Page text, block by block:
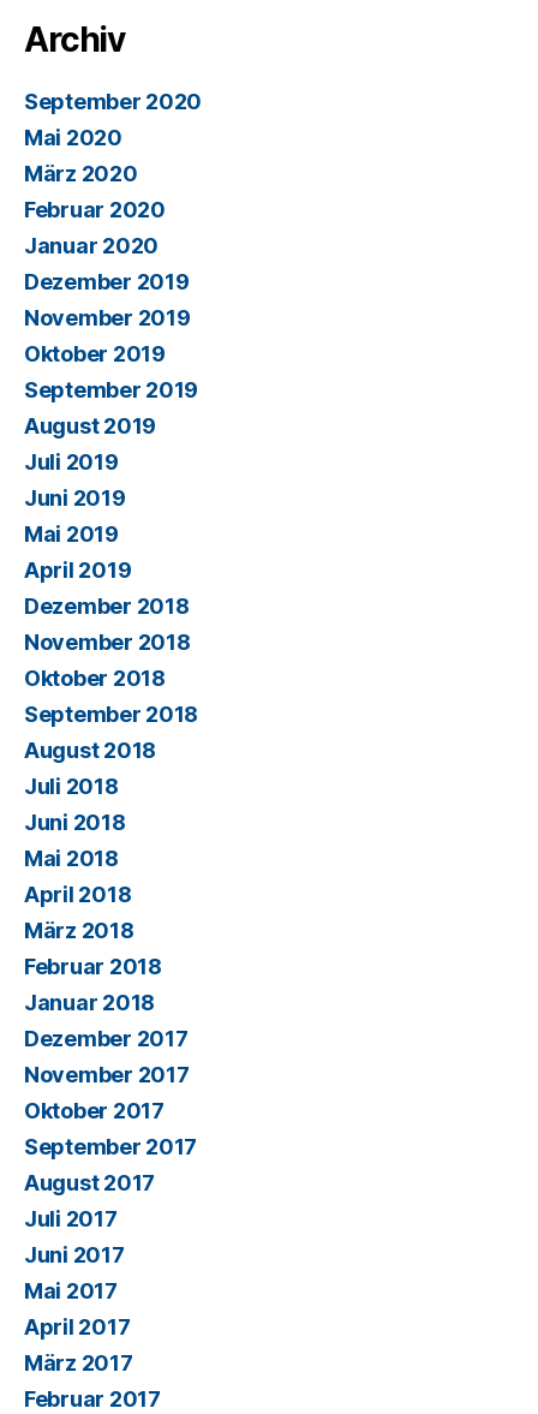
Archiv
September 2020
Mai 2020
März 2020
Februar 2020
Januar 2020
Dezember 2019
November 2019
Oktober 2019
September 2019
August 2019
Juli 2019
Juni 2019
Mai 2019
April 2019
Dezember 2018
November 2018
Oktober 2018
September 2018
August 2018
Juli 2018
Juni 2018
Mai 2018
April 2018
März 2018
Februar 2018
Januar 2018
Dezember 2017
November 2017
Oktober 2017
September 2017
August 2017
Juli 2017
Juni 2017
Mai 2017
April 2017
März 2017
Februar 2017